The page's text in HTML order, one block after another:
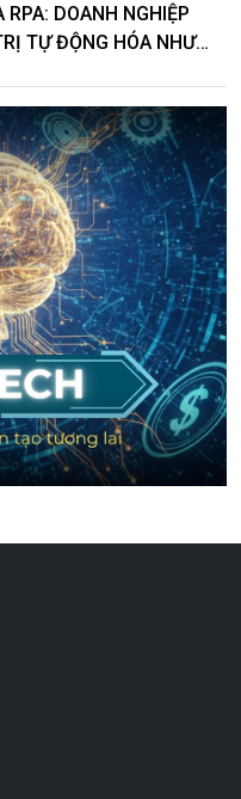
DOANH NGHIỆP
TỰ ĐỘNG HÓA NHƯ